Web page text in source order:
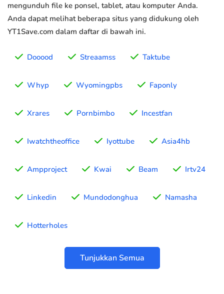
mengunduh file ke ponsel, tablet, atau komputer Anda.
Anda dapat melihat beberapa situs yang didukung oleh
YT1Save.com dalam daftar di bawah ini.
Dooood Streaamss Taktube
Whyp Wyomingpbs Faponly
Xrares Pornbimbo Incestfan
Iwatchtheoffice Iyottube Asia4hb
Ampproject Kwai Beam Irtv24
Linkedin Mundodonghua Namasha
Hotterholes
Tunjukkan Semua